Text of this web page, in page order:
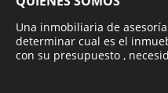
Una inmobiliaria de
determinar cual es el
con su presupuesto ,